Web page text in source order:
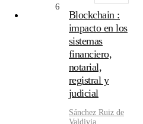
6
Blockchain :
impacto en los
sistemas
financiero,
notarial,
registral y
judicial
Sánchez Ruiz de
Valdivia,